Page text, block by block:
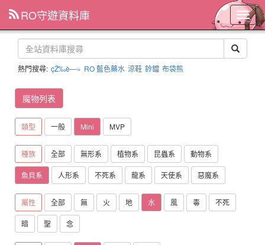
主
選
單
RO守遊資料庫
熱門搜尋: çŽ‰è—» RO 藍色藥水 涼鞋 鈴鐺 布袋熊
魔物列表
類型 一般 Mini MVP
種族 全部 無形系 植物系 昆蟲系 動物系
魚貝系 人形系 不死系 龍系 天使系 惡魔系
屬性 全部 無 火 地 水 風 毒 不死
暗 聖 念